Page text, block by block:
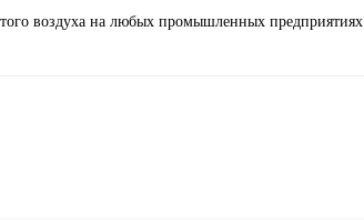
воздуха на любых промышленных предприятиях.